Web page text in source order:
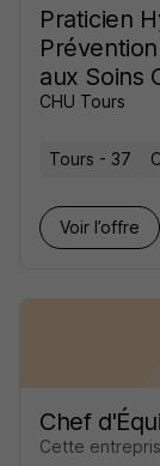
Praticien
aux Soins
CHU Tours
Tours - 37
Voir l’offre
Chef
Cette